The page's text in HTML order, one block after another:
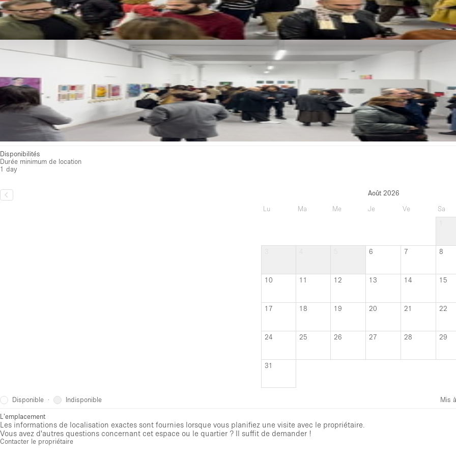
Disponibilités
Durée minimum de location
1 day
Août 2026
Lu
Ma Me Je Ve
Sa
6 7 8
10 11 12 13 14 15
17 18 19 20 21 22
24 25 26 27 28 29
31
Disponible · Indisponible Mis
L'emplacement
Les informations de localisation exactes sont fournies lorsque vous planifiez une visite avec le propriétaire.
Vous avez d'autres questions concernant cet espace ou le quartier ? Il suffit de demander !
Contacter le propriétaire